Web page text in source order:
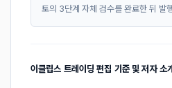
토의 3단계 자체 검수를 완료한 뒤 발
이클립스 트레이딩 편집 기준 및 저자